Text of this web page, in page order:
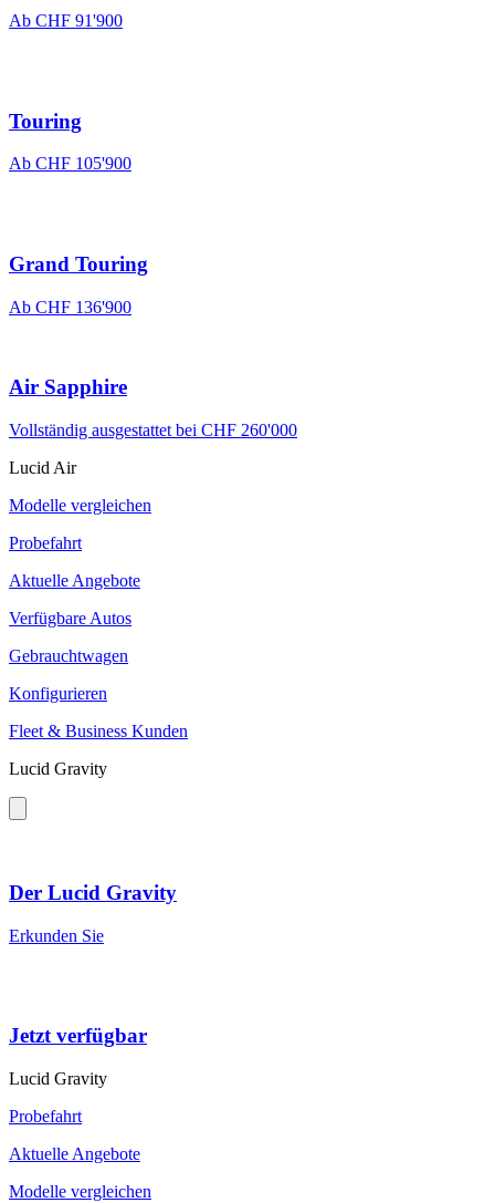
Ab CHF 91'900
Touring
Ab CHF 105'900
Grand Touring
Ab CHF 136'900
Air Sapphire
Vollständig ausgestattet bei CHF 260'000
Lucid Air
Modelle vergleichen
Probefahrt
Aktuelle Angebote
Verfügbare Autos
Gebrauchtwagen
Konfigurieren
Fleet & Business Kunden
Lucid Gravity
Der Lucid Gravity
Erkunden Sie
Jetzt verfügbar
Lucid Gravity
Probefahrt
Aktuelle Angebote
Modelle vergleichen